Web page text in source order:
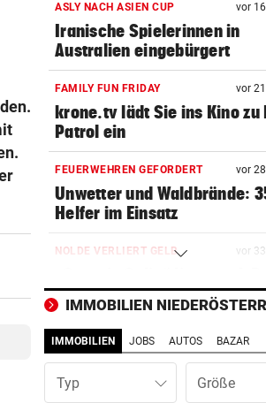
ASLY NACH ASIEN CUP vor
Iranische Spielerinnen in
Australien eingebürgert
FAMILY FUN FRIDAY vor
krone.tv lädt Sie ins Kino zu
Patrol ein
FEUERWEHREN GEFORDERT vor
Unwetter und Waldbrände:
Helfer im Einsatz
NOLDE VERLIERT GELB vor
drei auf der Lauer
MEHRERE RISIKOGRUPPEN
Davon hängt es ab, wie
die Hitze wird
IMMOBILIEN
IMMOBILIEN JOBS AUTOS BAZAR
Typ